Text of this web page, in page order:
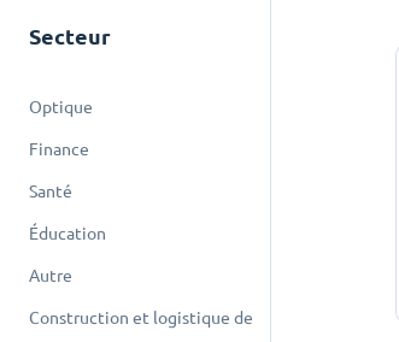
Secteur
Optique
Finance
Santé
Éducation
Autre
Construction et logistique de